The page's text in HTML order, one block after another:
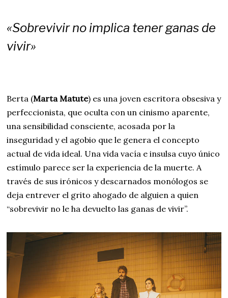
«Sobrevivir no implica tener ganas de
vivir»
Berta (Marta Matute) es una joven escritora obsesiva y
perfeccionista, que oculta con un cinismo aparente,
una sensibilidad consciente, acosada por la
inseguridad y el agobio que le genera el concepto
actual de vida ideal. Una vida vacía e insulsa cuyo único
estímulo parece ser la experiencia de la muerte. A
través de sus irónicos y descarnados monólogos se
deja entrever el grito ahogado de alguien a quien
“sobrevivir no le ha devuelto las ganas de vivir”.